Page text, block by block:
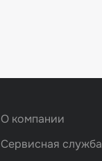
О компании
Сервисная служба